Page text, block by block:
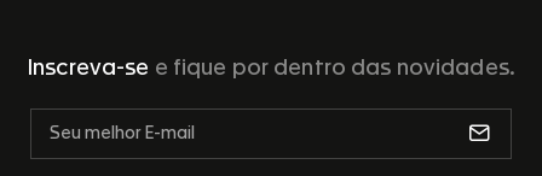
Inscreva-se e fique por dentro das novidades.